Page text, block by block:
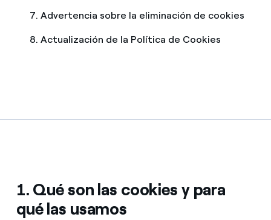
Advertencia sobre la eliminación de cookies
Actualización de la Política de Cookies
1. Qué son las cookies y para
qué las usamos